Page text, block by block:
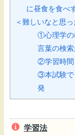
に昼食を食べ
＜難しいなと思っ
①心理学の
言葉の検
②学習時間
③本試験で
発
学習法